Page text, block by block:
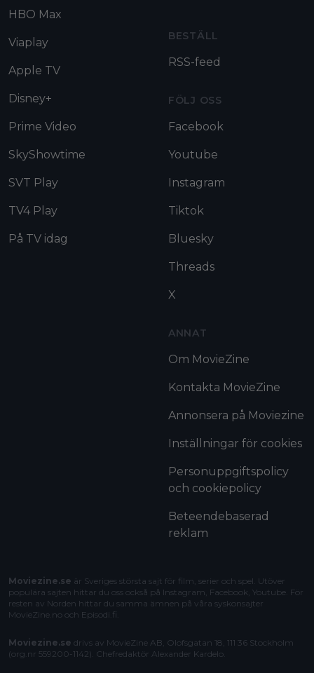
HBO Max
Viaplay
Apple TV
Disney+
Prime Video
SkyShowtime
SVT Play
TV4 Play
På TV idag
BESTÄLL
RSS-feed
FÖLJ OSS
Facebook
Youtube
Instagram
Tiktok
Bluesky
Threads
X
ANNAT
Om MovieZine
Kontakta MovieZine
Annonsera på Moviezine
Inställningar för cookies
Personuppgiftspolicy
och cookiepolicy
Beteendebaserad
reklam
Moviezine.se är Sveriges största sajt för film, serier och spel. Utöver
populära sajten hittar du oss också på Instagram, Facebook, Youtube. För
resten av Norden hittar du samma ämnen på våra syskonsajter
MovieZine.no och Episodi.fi
Moviezine.se drivs av MovieZine AB, Olofsgatan 18, 111 36 Stockholm
(org.nr 559200-1142). Chefredaktör Alexander Kardelo